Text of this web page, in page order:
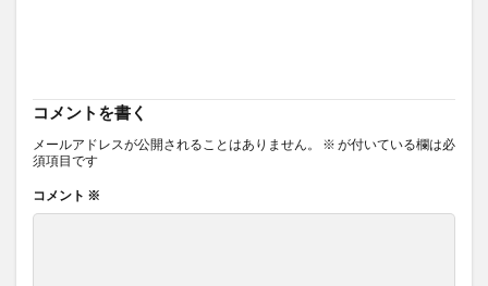
コメントを書く
メールアドレスが公開されることはありません。 ※ が付いている欄は必
須項目です
コメント ※